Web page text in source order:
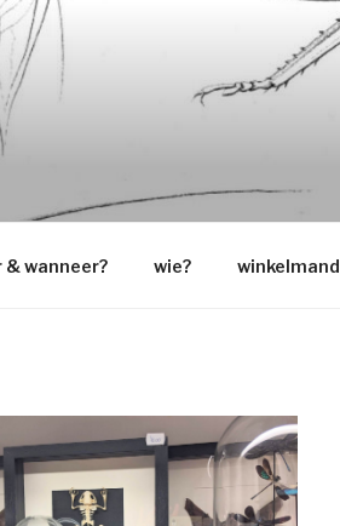
& CO
& wanneer? wie? winkelmand